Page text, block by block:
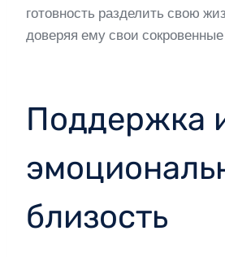
готовность разделить свою
доверяя ему свои
Поддержка
близость